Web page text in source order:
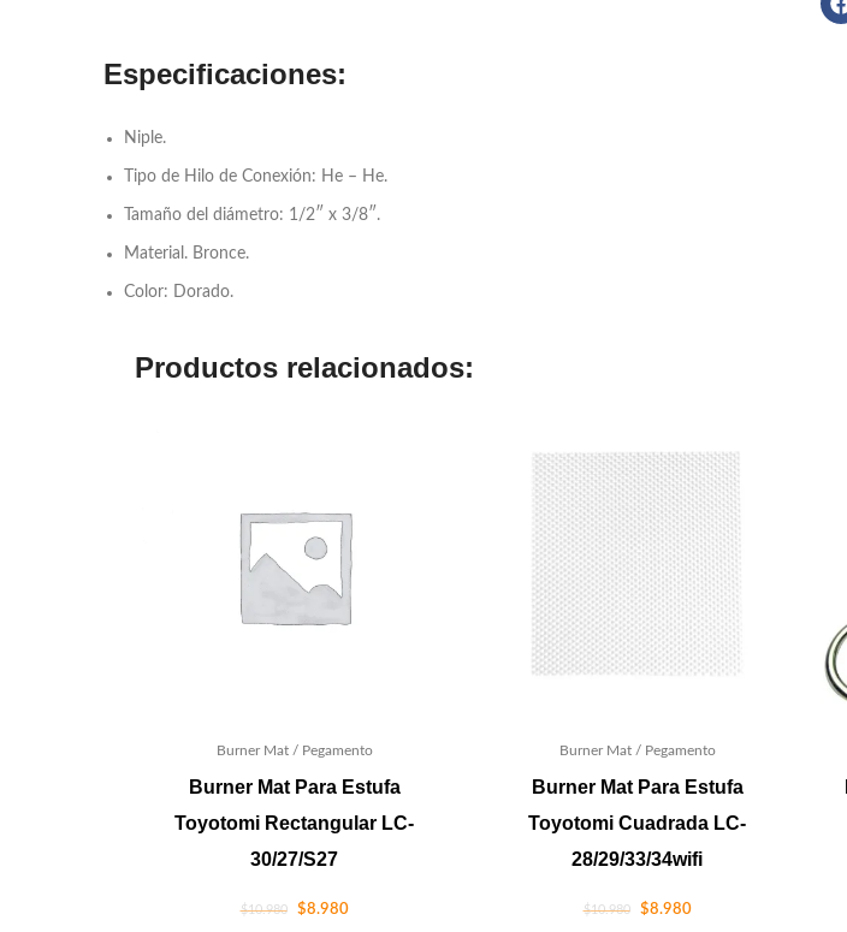
Especificaciones:
Niple.
Tipo de Hilo de Conexión: He – He.
Tamaño del diámetro: 1/2″ x 3/8″.
Material. Bronce.
Color: Dorado.
Productos relacionados:
Burner Mat / Pegamento
Burner Mat Para Estufa
Toyotomi Rectangular LC-
30/27/S27
$10.980 $8.980
Burner Mat / Pegamento
Burner Mat Para Estufa
Toyotomi Cuadrada LC-
28/29/33/34wifi
$10.980 $8.980